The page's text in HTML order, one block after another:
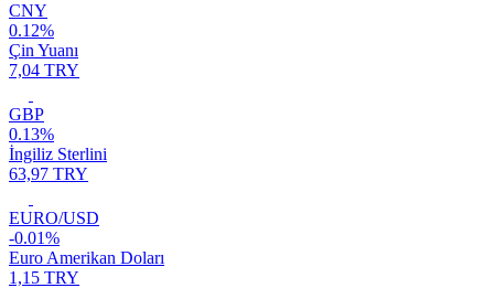
CNY
0.12%
Çin Yuanı
7,04 TRY
GBP
0.13%
İngiliz Sterlini
63,97 TRY
EURO/USD
-0.01%
Euro Amerikan Doları
1,15 TRY